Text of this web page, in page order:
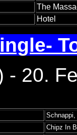
The
Hotel
- 20.
Chipz In